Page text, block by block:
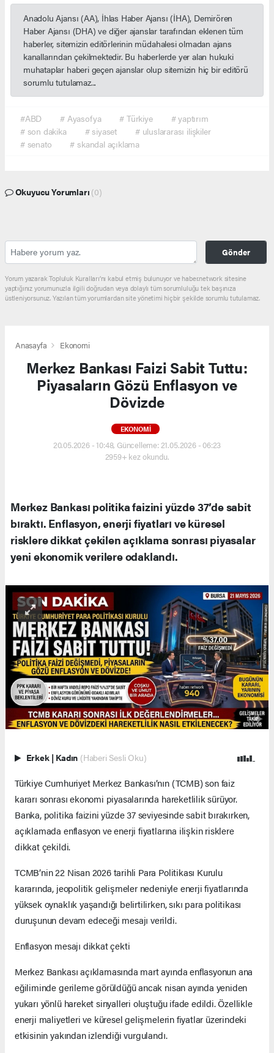
Anadolu Ajansı (AA), İhlas Haber Ajansı (İHA), Demirören
Haber Ajansı (DHA) ve diğer ajanslar tarafından eklenen tüm
haberler, sitemizin editörlerinin müdahalesi olmadan ajans
kanallarından çekilmektedir. Bu haberlerde yer alan hukuki
muhataplar haberi geçen ajanslar olup sitemizin hiç bir editörü
sorumlu tutulamaz...
#ABD # Ayasofya # Türkiye
# yaptırım
# son dakika
# siyaset
# uluslararası ilişkiler
# senato
# skandal açıklama
Okuyucu Yorumları (0)
Gönder
Yorum yazarak Topluluk Kuralları’nı kabul etmiş bulunuyor ve haber.network sitesine
yaptığınız yorumunuzla ilgili doğrudan veya dolaylı tüm sorumluluğu tek başınıza
üstleniyorsunuz. Yazılan tüm yorumlardan site yönetimi hiçbir şekilde sorumlu tutulamaz.
Anasayfa Ekonomi
Merkez Bankası Faizi Sabit Tuttu:
Piyasaların Gözü Enflasyon ve
Dövizde
EKONOMI
20.05.2026 - 10:48, Güncelleme: 21.05.2026 - 06:23
2959+ kez okundu.
Merkez Bankası politika faizini yüzde 37’de sabit
bıraktı. Enflasyon, enerji fiyatları ve küresel
risklere dikkat çekilen açıklama sonrası piyasalar
yeni ekonomik verilere odaklandı.
Erkek | Kadın (Haberi Sesli Oku)
Türkiye Cumhuriyet Merkez Bankası’nın (TCMB) son faiz
kararı sonrası ekonomi piyasalarında hareketlilik sürüyor.
Banka, politika faizini yüzde 37 seviyesinde sabit bırakırken,
açıklamada enflasyon ve enerji fiyatlarına ilişkin risklere
dikkat çekildi.
TCMB’nin 22 Nisan 2026 tarihli Para Politikası Kurulu
kararında, jeopolitik gelişmeler nedeniyle enerji fiyatlarında
yüksek oynaklık yaşandığı belirtilirken, sıkı para politikası
duruşunun devam edeceği mesajı verildi.
Enflasyon mesajı dikkat çekti
Merkez Bankası açıklamasında mart ayında enflasyonun ana
eğiliminde gerileme görüldüğü ancak nisan ayında yeniden
yukarı yönlü hareket sinyalleri oluştuğu ifade edildi. Özellikle
enerji maliyetleri ve küresel gelişmelerin fiyatlar üzerindeki
etkisinin yakından izlendiği vurgulandı.